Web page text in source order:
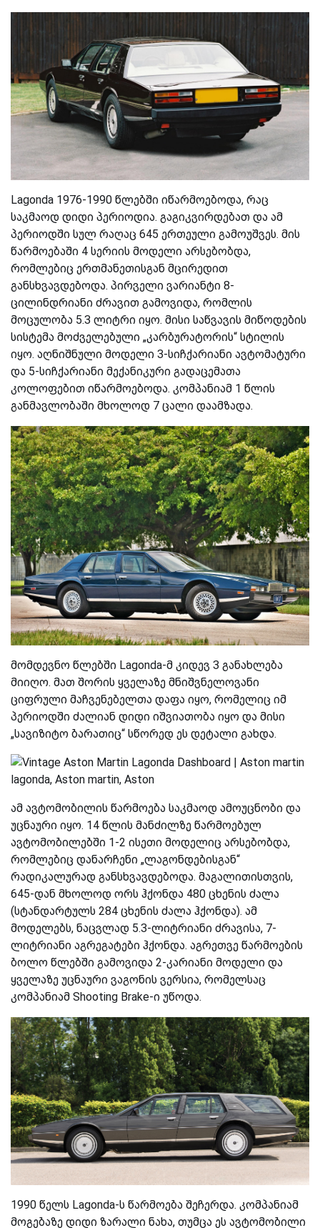
Lagonda 1976-1990 წლებში იწარმოებოდა, რაც
საკმაოდ დიდი პერიოდია. გაგიკვირდებათ და ამ
პერიოდში სულ რაღაც 645 ერთეული გამოუშვეს. მის
წარმოებაში 4 სერიის მოდელი არსებობდა,
რომლებიც ერთმანეთისგან მცირედით
განსხვავდებოდა. პირველი ვარიანტი 8-
ცილინდრიანი ძრავით გამოვიდა, რომლის
მოცულობა 5.3 ლიტრი იყო. მისი საწვავის მიწოდების
სისტემა მოძველებული „კარბურატორის“ სტილის
იყო. აღნიშნული მოდელი 3-სიჩქარიანი ავტომატური
და 5-სიჩქარიანი მექანიკური გადაცემათა
კოლოფებით იწარმოებოდა. კომპანიამ 1 წლის
განმავლობაში მხოლოდ 7 ცალი დაამზადა.
მომდევნო წლებში Lagonda-მ კიდევ 3 განახლება
მიიღო. მათ შორის ყველაზე მნიშვნელოვანი
ციფრული მაჩვენებელთა დაფა იყო, რომელიც იმ
პერიოდში ძალიან დიდი იშვიათობა იყო და მისი
„სავიზიტო ბარათიც“ სწორედ ეს დეტალი გახდა.
ამ ავტომობილის წარმოება საკმაოდ ამოუცნობი და
უცნაური იყო. 14 წლის მანძილზე წარმოებულ
ავტომობილებში 1-2 ისეთი მოდელიც არსებობდა,
რომლებიც დანარჩენი „ლაგონდებისგან“
რადიკალურად განსხვავდებოდა. მაგალითისთვის,
645-დან მხოლოდ ორს ჰქონდა 480 ცხენის ძალა
(სტანდარტულს 284 ცხენის ძალა ჰქონდა). ამ
მოდელებს, ნაცვლად 5.3-ლიტრიანი ძრავისა, 7-
ლიტრიანი აგრეგატები ჰქონდა. აგრეთვე წარმოების
ბოლო წლებში გამოვიდა 2-კარიანი მოდელი და
ყველაზე უცნაური ვაგონის ვერსია, რომელსაც
კომპანიამ Shooting Brake-ი უწოდა.
1990 წელს Lagonda-ს წარმოება შეჩერდა. კომპანიამ
მოგებაზე დიდი ზარალი ნახა, თუმცა ეს ავტომობილი